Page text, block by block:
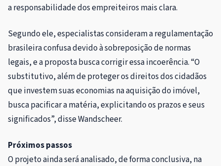
a responsabilidade dos empreiteiros mais clara.
Segundo ele, especialistas consideram a regulamentação
brasileira confusa devido à sobreposição de normas
legais, e a proposta busca corrigir essa incoerência. “O
substitutivo, além de proteger os direitos dos cidadãos
que investem suas economias na aquisição do imóvel,
busca pacificar a matéria, explicitando os prazos e seus
significados”, disse Wandscheer.
Próximos passos
O projeto ainda será analisado, deforma conclusiva, na